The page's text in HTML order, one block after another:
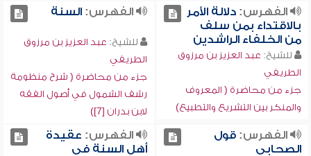
الفهرس:دلالة الأمر
بالاقتداء بمن سلف
من الخلفاء الراشدين
للشيخ: عبد العزيز بن مرزوق
الطريفي
جزء من محاضرة ( المعروف
والمنكر بين التشريع والتطبيع)
الفهرس:السنة
للشيخ: عبد العزيز بن مرزوق
الطريفي
جزء من محاضرة ( شرح منظومة
رشف الشمول في أصول الفقه
لابن بدران [7])
الفهرس:قول
الصحابي
الفهرس: عقيدة
أهل السنة في